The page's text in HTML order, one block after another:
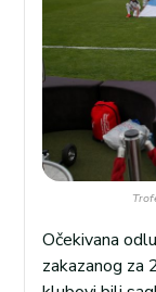
Očekivana
zakazanog za